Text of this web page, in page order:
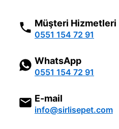
Müşteri Hizmetleri
0551 154 72 91
WhatsApp
0551 154 72 91
E-mail
info@sirlisepet.com